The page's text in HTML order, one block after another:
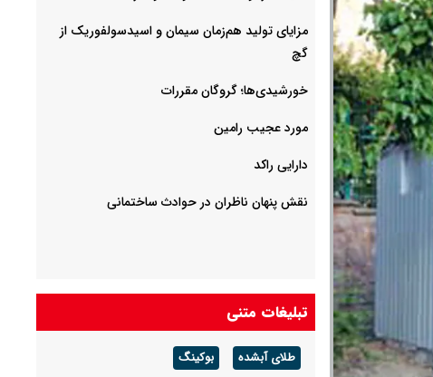
مزایای تولید هم‌زمان سیمان و اسیدسولفوریک از
گچ
خورشیدی‌ها؛ گروگان مقررات
مورد عجیب رامین
دارایی راکد
نقش پنهان ناظران در حوادث ساختمانی
تبلیغات متنی
طلای آبشده بوکینگ